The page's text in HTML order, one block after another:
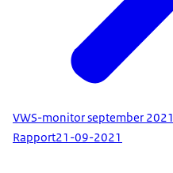
VWS-monitor september 2021
Rapport21-09-2021